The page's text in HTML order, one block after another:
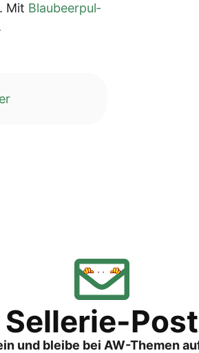
Mit Blau­beer­pul­
Sellerie-Post
und bleibe bei AW-Themen